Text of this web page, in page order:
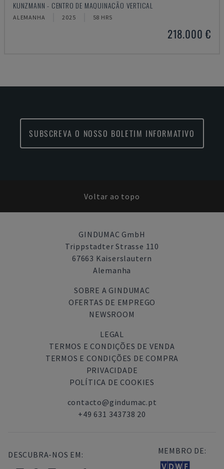
KUNZMANN - CENTRO DE MAQUINAÇÃO VERTICAL
ALEMANHA 2025 58 HRS
218.000 €
SUBSCREVA O NOSSO BOLETIM INFORMATIVO
Voltar ao topo
GINDUMAC GmbH
Trippstadter Strasse 110
67663 Kaiserslautern
Alemanha
SOBRE A GINDUMAC
OFERTAS DE EMPREGO
NEWSROOM
LEGAL
TERMOS E CONDIÇÕES DE VENDA
TERMOS E CONDIÇÕES DE COMPRA
PRIVACIDADE
POLÍTICA DE COOKIES
contacto@gindumac.pt
+49 631 343738 20
DESCUBRA-NOS EM: MEMBRO DE: